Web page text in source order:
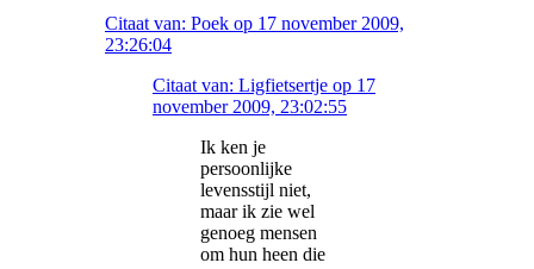
Citaat van: Poek op 17 november 2009,
23:26:04
Citaat van: Ligfietsertje op 17
november 2009, 23:02:55
Ik ken je
persoonlijke
levensstijl niet,
maar ik zie wel
genoeg mensen
om hun heen die